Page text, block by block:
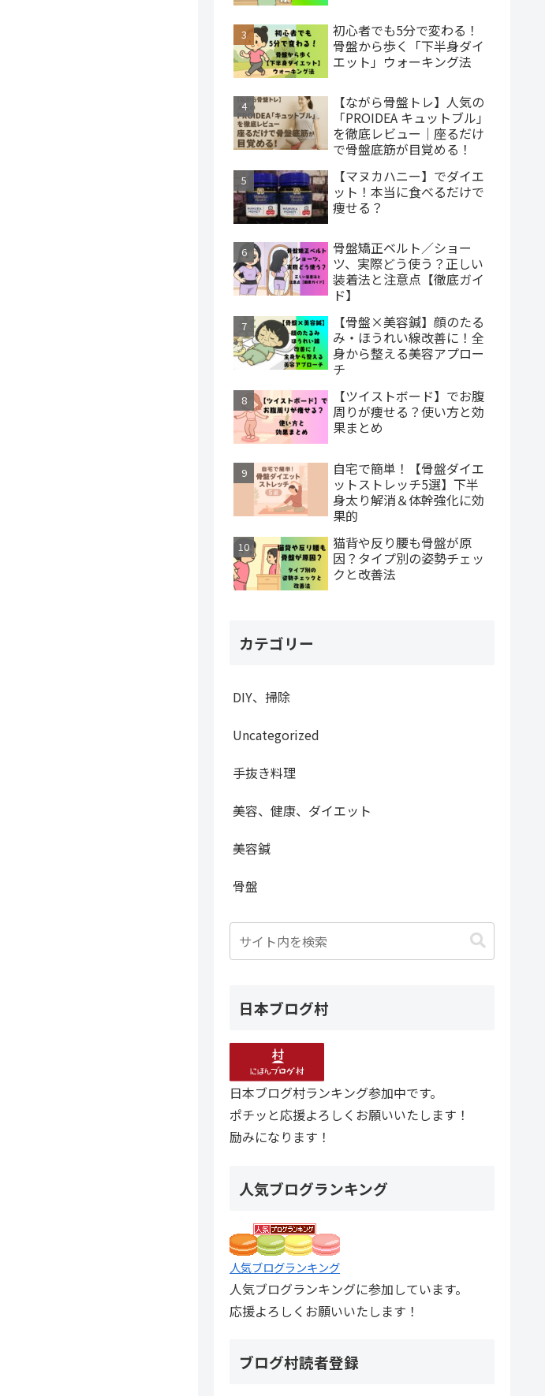
初心者でも5分で変わる！
骨盤から歩く「下半身ダイ
エット」ウォーキング法
【ながら骨盤トレ】人気の
「PROIDEA キュットブル」
を徹底レビュー｜座るだけ
で骨盤底筋が目覚める！
【マヌカハニー】でダイエ
ット！本当に食べるだけで
痩せる？
骨盤矯正ベルト／ショー
ツ、実際どう使う？正しい
装着法と注意点【徹底ガイ
ド】
【骨盤×美容鍼】顔のたる
み・ほうれい線改善に！全
身から整える美容アプロー
チ
【ツイストボード】でお腹
周りが痩せる？使い方と効
果まとめ
自宅で簡単！【骨盤ダイエ
ットストレッチ5選】下半
身太り解消＆体幹強化に効
果的
猫背や反り腰も骨盤が原
因？タイプ別の姿勢チェッ
クと改善法
カテゴリー
DIY、掃除
Uncategorized
手抜き料理
美容、健康、ダイエット
美容鍼
骨盤
日本ブログ村
日本ブログ村ランキング参加中です。
ポチッと応援よろしくお願いいたします！
励みになります！
人気ブログランキング
人気ブログランキング
人気ブログランキングに参加しています。
応援よろしくお願いいたします！
ブログ村読者登録